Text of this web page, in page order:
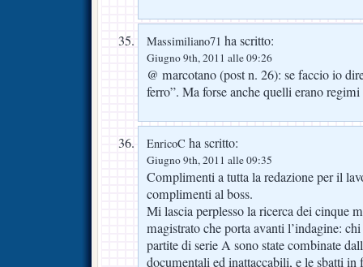
Massimiliano71 ha scritto:
Giugno 9th, 2011 alle 09:26
@ marcotano (post n. 26): se faccio io
ferro”. Ma forse anche quelli erano
EnricoC ha scritto:
Giugno 9th, 2011 alle 09:35
Complimenti a tutta la redazione per il
complimenti al boss.
Mi lascia perplesso la ricerca dei cinque
magistrato che porta avanti l’indagine:
partite di serie A sono state combinate
documentali ed inattaccabili, e le sbatti in